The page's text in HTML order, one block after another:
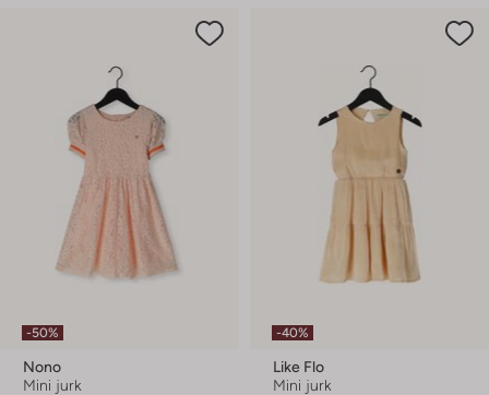
-50%
Nono
Mini jurk
-40%
Like Flo
Mini jurk